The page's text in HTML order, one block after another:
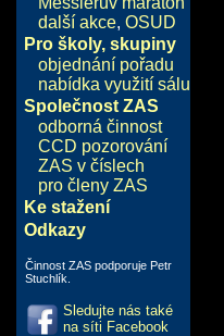
další akce, OSUD
Pro školy, skupiny
objednání pořadu
nabídka využití sálu
Společnost ZAS
odborná činnost
CCD pozorování
ZAS v číslech
pro členy ZAS
Ke stažení
Odkazy
Činnost ZAS podporuje Petr
Stuchlík.
Sledujte nás také
na síti Facebook